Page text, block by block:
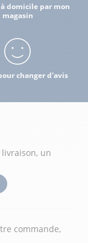
domicile par mon
magasin
changer d'avis
un
commande,